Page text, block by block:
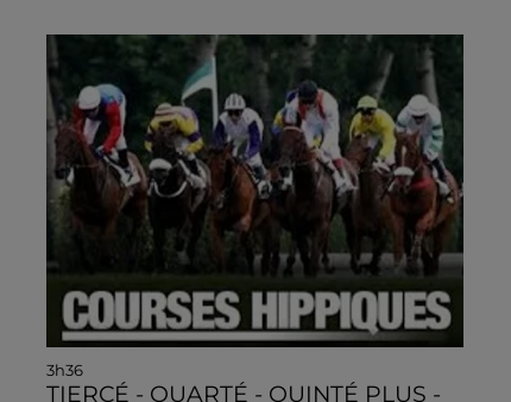
3h36
TIERCÉ - QUARTÉ - QUINTÉ PLUS -